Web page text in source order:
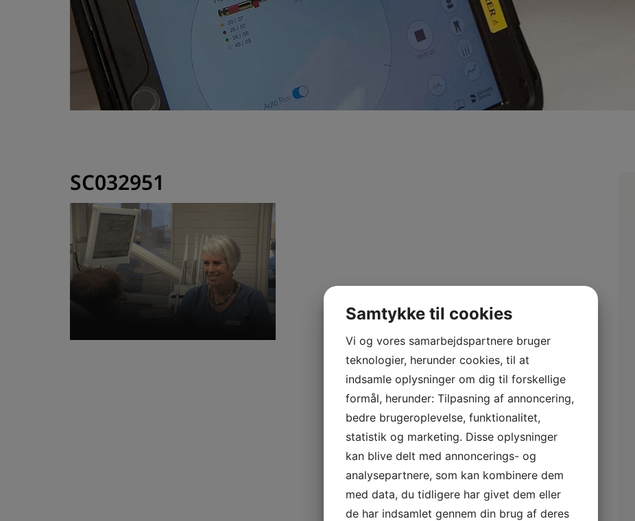
SC032951
Samtykke til cookies
Vi og vores samarbejdspartnere bruger
teknologier, herunder cookies, til at
indsamle oplysninger om dig til forskellige
formål, herunder: Tilpasning af annoncering,
bedre brugeroplevelse, funktionalitet,
statistik og marketing. Disse oplysninger
kan blive delt med annoncerings- og
analysepartnere, som kan kombinere dem
med data, du tidligere har givet dem eller
de har indsamlet gennem din brug af deres